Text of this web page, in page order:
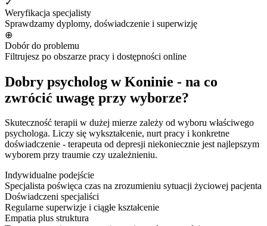
Weryfikacja specjalisty
Sprawdzamy dyplomy, doświadczenie i superwizję
⊕
Dobór do problemu
Filtrujesz po obszarze pracy i dostępności online
Dobry psycholog w Koninie - na co
zwrócić uwagę przy wyborze?
Skuteczność terapii w dużej mierze zależy od wyboru właściwego
psychologa. Liczy się wykształcenie, nurt pracy i konkretne
doświadczenie - terapeuta od depresji niekoniecznie jest najlepszym
wyborem przy traumie czy uzależnieniu.
Indywidualne podejście
Specjalista poświęca czas na zrozumieniu sytuacji życiowej pacjenta
Doświadczeni specjaliści
Regularne superwizje i ciągłe kształcenie
Empatia plus struktura